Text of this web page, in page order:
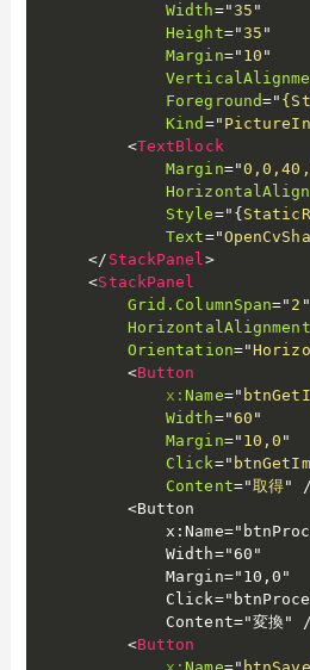
Width=" 35 "
Height=" 35 "
Margin=" 10 "
Foreground="
Kind ="
<TextBlock
Margin="
Style=" {
Text="
</ StackPanel>
<StackPanel
Grid.ColumnSpan=" 2 "
HorizontalAlignment
Orientation="
<Button
x:Name="
Width="60 "
Margin=" 10,0 "
Click="
Content="取得"
        <Button
            Width="60"
            Margin="10,0"
Content="変換"
<Button